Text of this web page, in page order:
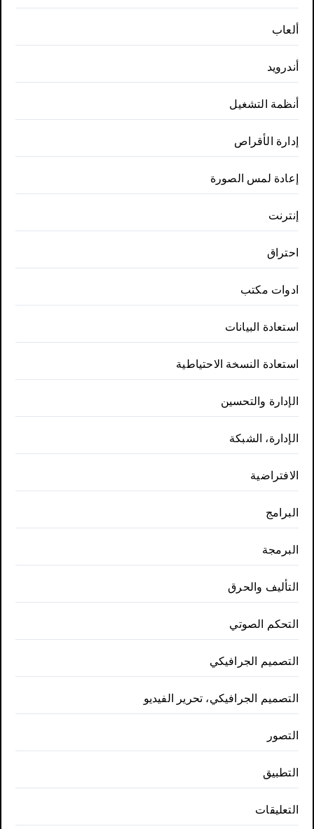
ألعاب
أندرويد
أنظمة التشغيل
إدارة الأقراص
إعادة لمس الصورة
إنترنت
احتراق
ادوات مكتب
استعادة البيانات
استعادة النسخة الاحتياطية
الإدارة والتحسين
الإدارة، الشبكة
الافتراضية
البرامج
البرمجة
التأليف والحرق
التحكم الصوتي
التصميم الجرافيكي
التصميم الجرافيكي، تحرير الفيديو
التصور
التطبيق
التعليقات